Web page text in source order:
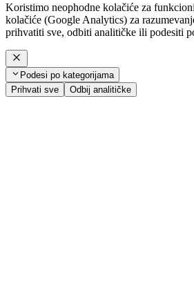
Koristimo neophodne kolačiće za
kolačiće (Google Analytics) za
prihvatiti sve, odbiti analitičke ili podesiti
Podesi po kategorijama
Prihvati sve
Odbij analitičke